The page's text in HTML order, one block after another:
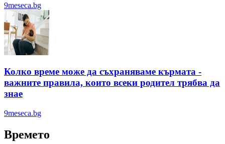
9meseca.bg
Колко време може да съхраняваме кърмата -
важните правила, които всеки родител трябва да
знае
9meseca.bg
Времето